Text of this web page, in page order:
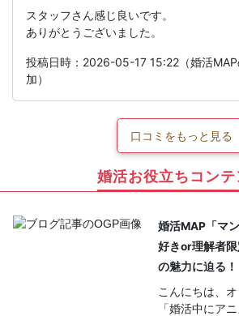
スタッフさん感じ良いです。
ありがとうございました。
投稿日時：2026-05-17 15:22（婚活
加）
口コミをもっと見る
婚活お役立ちコンテ
婚活MAP「マ
好きor理解者限
の魅力に迫る！
こんにちは、
「婚活中にア